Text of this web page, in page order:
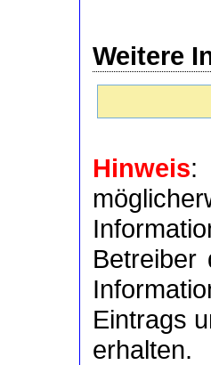
Weitere
Hinweis:
Eintrags
erhalten.